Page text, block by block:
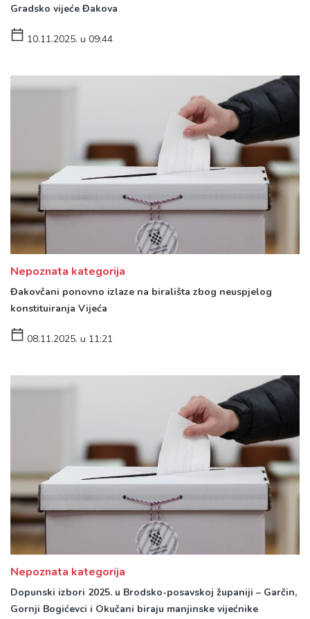
Gradsko vijeće Đakova
10.11.2025. u 09:44
Nepoznata kategorija
Đakovčani ponovno izlaze na birališta zbog neuspjelog
konstituiranja Vijeća
08.11.2025. u 11:21
Nepoznata kategorija
Dopunski izbori 2025. u Brodsko-posavskoj županiji – Garčin,
Gornji Bogićevci i Okučani biraju manjinske vijećnike